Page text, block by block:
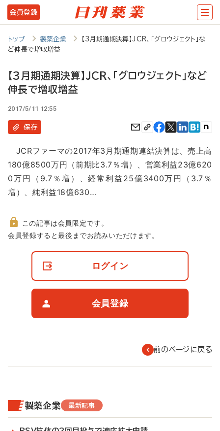
メ
イ
テ
ツ
に
動
会員登録
トップ 製薬企業
【3月期通期決算】JCR、「グロウジェクト」な
ど伸長で増収増益
【3月期通期決算】JCR、「グロウジェクト」など
伸長で増収増益
2017/5/11 12:55
保存
JCRファーマの2017年3月期通期連結決算は、売上高
180億8500万円（前期比3.7％増）、営業利益23億620
0万円（9.7％増）、経常利益25億3400万円（3.7％
増）、純利益18億630…
非
この記事は会員限定です。
会員登録すると最後までお読みいただけます。
ログイン
会員登録
前のページに戻る
製薬企業 最新記事